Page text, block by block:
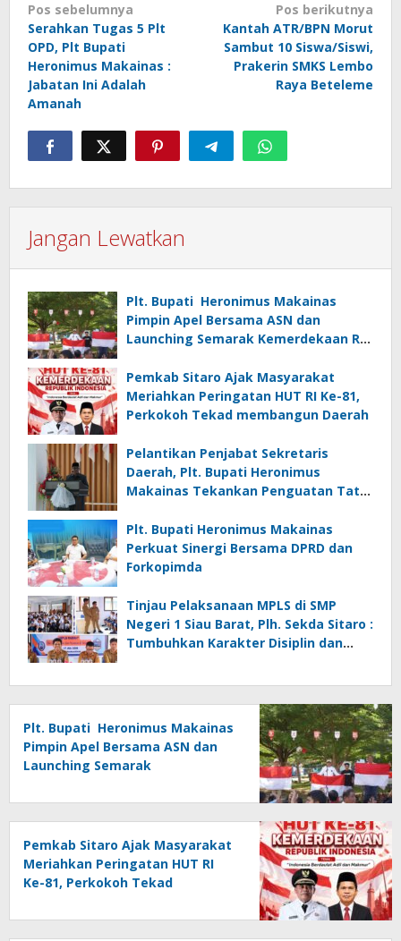
Navigasi
pos
Pos sebelumnya
Serahkan Tugas 5 Plt
OPD, Plt Bupati
Heronimus Makainas :
Jabatan Ini Adalah
Amanah
Pos berikutnya
Kantah ATR/BPN Morut
Sambut 10 Siswa/Siswi,
Prakerin SMKS Lembo
Raya Beteleme
Jangan Lewatkan
Plt. Bupati Heronimus Makainas
Pimpin Apel Bersama ASN dan
Launching Semarak Kemerdekaan RI
Pemkab Sitaro Ajak Masyarakat
Meriahkan Peringatan HUT RI Ke-81,
Perkokoh Tekad membangun Daerah
Pelantikan Penjabat Sekretaris
Daerah, Plt. Bupati Heronimus
Makainas Tekankan Penguatan Tata
Publik
Plt. Bupati Heronimus Makainas
Perkuat Sinergi Bersama DPRD dan
Forkopimda
Tinjau Pelaksanaan MPLS di SMP
Negeri 1 Siau Barat, Plh. Sekda Sitaro :
Tumbuhkan Karakter Disiplin dan
Plt. Bupati Heronimus Makainas
Pimpin Apel Bersama ASN dan
Launching Semarak
Pemkab Sitaro Ajak Masyarakat
Meriahkan Peringatan HUT RI
Ke-81, Perkokoh Tekad